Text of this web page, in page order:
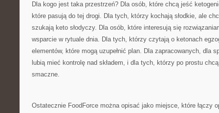
Dla kogo jest taka przestrzeń? Dla osób, które chcą jeść
które pasują do tej drogi. Dla tych, którzy kochają słodkie, ale
szukają keto słodyczy. Dla osób, które interesują się
wsparcie w rytuale dnia. Dla tych, którzy czytają o ketonach
elementów, które mogą uzupełnić plan. Dla zapracowanych, dla
lubią mieć kontrolę nad składem, i dla tych, którzy po prostu
smaczne.
Ostatecznie FoodForce można opisać jako miejsce, które łączy